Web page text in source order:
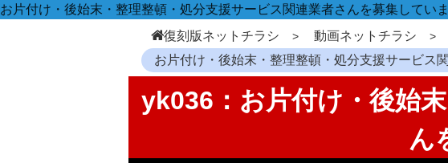
お片付け・後始末・整理整頓・処分支援サービス関連業者さんを募集してい
復刻版ネットチラシ
動画ネットチラシ
お片付け・後始末・整理整頓・処分支援サービス
yk036：お片付け・後始
ん